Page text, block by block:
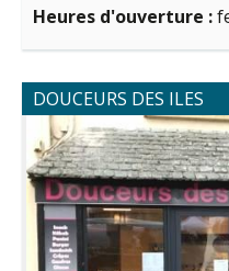
Heures d'ouverture :
DOUCEURS DES ILES